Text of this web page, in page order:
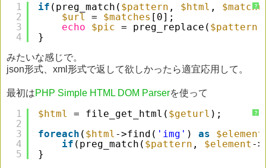
?
1
2
3
4
if (preg_match( $pattern , $html ,
$url
= $matches [0];
echo
$pic = preg_replace( $pattern
}
みたいな感じで。
json形式、xml形式で返して欲しかったら適宜応用して。
最初はPHP Simple HTML DOM Parserを使って
?
1
2
3
4
5
$html = file_get_html( $geturl );
foreach ( $html ->find( 'img' ) as $element
if (preg_match( $pattern , $element -
}